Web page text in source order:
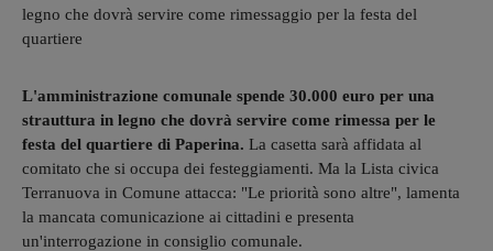
legno che dovrà servire come rimessaggio per la festa del
quartiere
L'amministrazione comunale spende 30.000 euro per una
strauttura in legno che dovrà servire come rimessa per le
festa del quartiere di Paperina. La casetta sarà affidata al
comitato che si occupa dei festeggiamenti. Ma la Lista civica
Terranuova in Comune attacca: "Le priorità sono altre", lamenta
la mancata comunicazione ai cittadini e presenta
un'interrogazione in consiglio comunale.